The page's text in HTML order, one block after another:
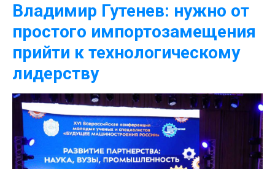
Владимир Гутенев: нужно от
простого импортозамещения
прийти к технологическому
лидерству